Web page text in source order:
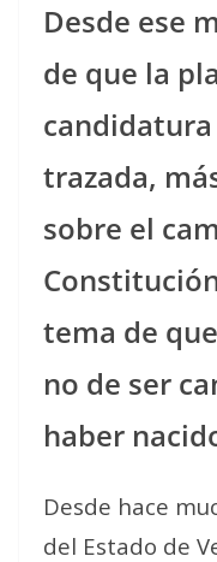
Desde ese
de que la
trazada,
sobre el
tema de
no de ser
haber
Desde hace
del Estado de